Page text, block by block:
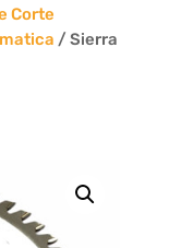
Corte
/ Sierra